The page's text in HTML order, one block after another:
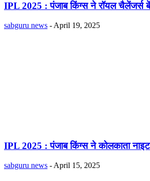
IPL 2025 : पंजाब किंग्स ने रॉयल चैलेंजर्स
sabguru news - April 19, 2025
IPL 2025 : पंजाब किंग्स ने कोलकाता नाइट
sabguru news - April 15, 2025